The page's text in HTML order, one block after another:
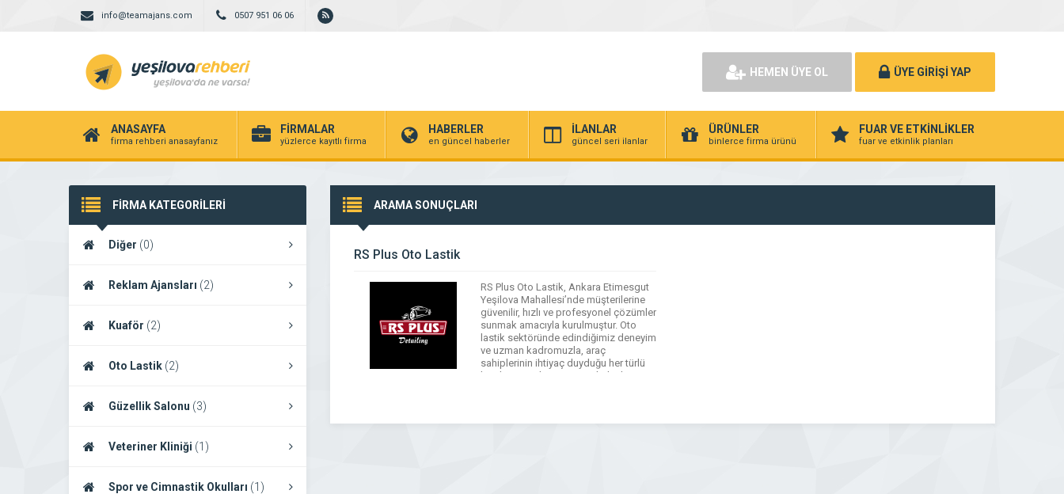
info@teamajans.com 0507 951 06 06
HEMEN ÜYE OL ÜYE GİRİŞİ YAP
ANASAYFA
firma rehberi anasayfanız
FİRMALAR
yüzlerce kayıtlı firma
HABERLER
en güncel haberler
İLANLAR
güncel seri ilanlar
ÜRÜNLER
binlerce firma ürünü
FUAR VE ETKİNLİKLER
fuar ve etkinlik planları
FİRMA KATEGORİLERİ
Diğer (0)
Reklam Ajansları (2)
Kuaför (2)
Oto Lastik (2)
Güzellik Salonu (3)
Veteriner Kliniği (1)
Spor ve Cimnastik Okulları (1)
ARAMA SONUÇLARI
RS Plus Oto Lastik
RS Plus Oto Lastik, Ankara Etimesgut
Yeşilova Mahallesi’nde müşterilerine
güvenilir, hızlı ve profesyonel çözümler
sunmak amacıyla kurulmuştur. Oto
lastik sektöründe edindiğimiz deneyim
ve uzman kadromuzla, araç
sahiplerinin ihtiyaç duyduğu her türlü
lastik ve jant hizmetini en kaliteli
montajına, balans ayarından tamire